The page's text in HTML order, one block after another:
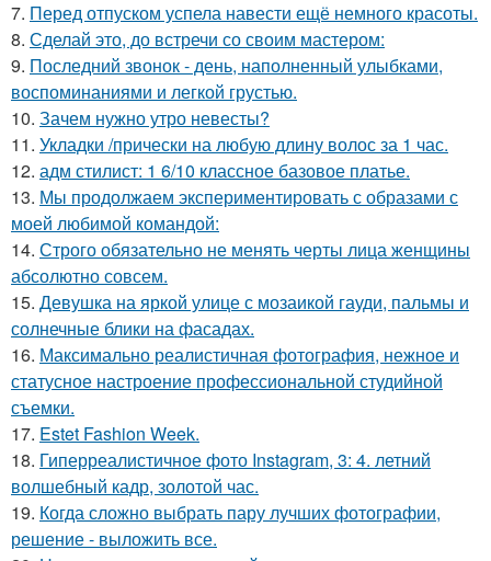
7. Перед отпуском успела навести ещё немного красоты.
8. Сделай это, до встречи со своим мастером:
9. Последний звонок - день, наполненный улыбками,
воспоминаниями и легкой грустью.
10. Зачем нужно утро невесты?
11. Укладки /прически на любую длину волос за 1 час.
12. адм стилист: 1 6/10 классное базовое платье.
13. Мы продолжаем экспериментировать с образами с
моей любимой командой:
14. Строго обязательно не менять черты лица женщины
абсолютно совсем.
15. Девушка на яркой улице с мозаикой гауди, пальмы и
солнечные блики на фасадах.
16. Максимально реалистичная фотография, нежное и
статусное настроение профессиональной студийной
съемки.
17. Estet Fashion Week.
18. Гиперреалистичное фото Instagram, 3: 4. летний
волшебный кадр, золотой час.
19. Когда сложно выбрать пару лучших фотографии,
решение - выложить все.